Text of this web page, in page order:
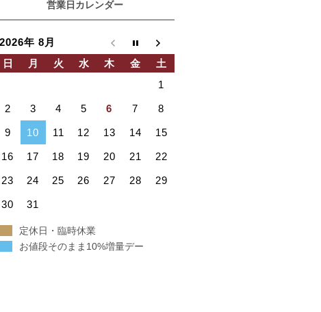
営業日カレンダー
2026年 8月
日
月 火 水 木 金
土
1
2 3 4 5 6 7 8
9 10 11 12 13 14 15
16 17 18 19 20 21 22
23 24 25 26 27 28 29
30 31
定休日・臨時休業
お値段そのまま10%増量デー